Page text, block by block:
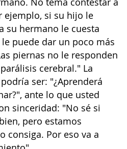
ejemplo, si su hijo le
su hermano le cuesta
puede dar un poco más
piernas no le responden
cerebral." La
ser: "¿Aprenderá
ante lo que usted
sinceridad: "No sé si
pero estamos
consiga. Por eso va a